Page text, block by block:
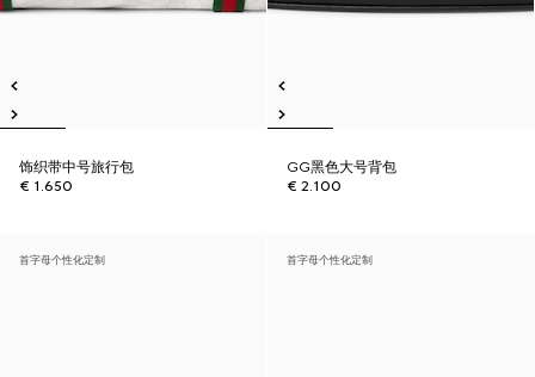
饰织带中号旅行包
€ 1.650
GG黑色大号背包
€ 2.100
首字母个性化定制 首字母个性化定制